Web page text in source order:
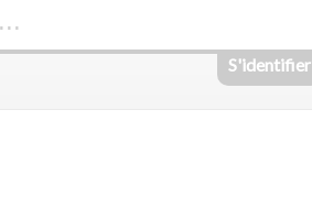
S'identifier